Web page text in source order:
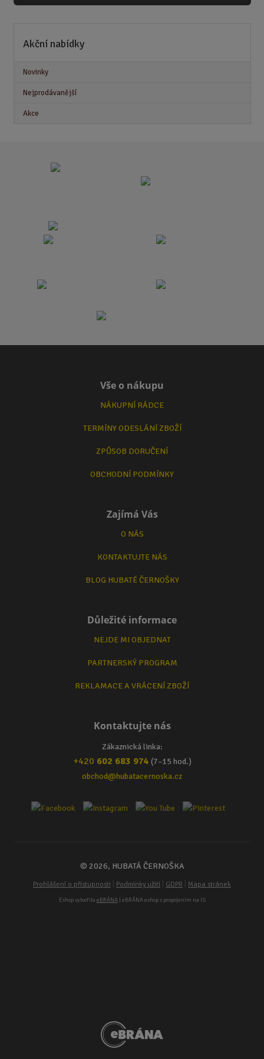
Akční nabídky
Novinky
Nejprodávanější
Akce
Vše o nákupu
NÁKUPNÍ RÁDCE
TERMÍNY ODESLÁNÍ ZBOŽÍ
ZPŮSOB DORUČENÍ
OBCHODNÍ PODMÍNKY
Zajímá Vás
O NÁS
KONTAKTUJTE NÁS
BLOG HUBATÉ ČERNOŠKY
Důležité informace
NEJDE MI OBJEDNAT
PARTNERSKÝ PROGRAM
REKLAMACE A VRÁCENÍ ZBOŽÍ
Kontaktujte nás
Zákaznická linka:
+420 602 683 974 (7–15 hod.)
obchod@hubatacernoska.cz
© 2026, HUBATÁ ČERNOŠKA
Prohlášení o přístupnosti Podmínky užití GDPR Mapa stránek
Eshop vytvořila eBRÁNA| eBRÁNA eshop s propojením na IS